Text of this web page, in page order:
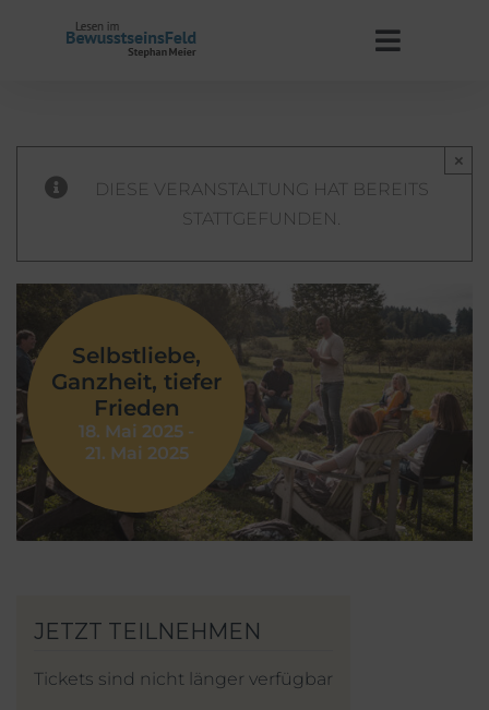
Toggle
Stephan Meier
Termine
Kontakt
WooCommerce Warenkorb
Mein Account
Instagram
DIESE VERANSTALTUNG HAT BEREITS
STATTGEFUNDEN.
×
Selbstliebe,
Ganzheit, tiefer
Frieden
18. Mai 2025 -
21. Mai 2025
Tickets sind nicht länger verfügbar